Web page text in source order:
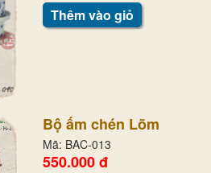
Thêm vào giỏ
Bộ ấm chén Lõm
Mã: BAC-013
550.000 đ